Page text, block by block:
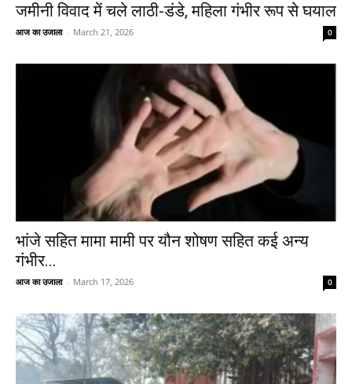
जमीनी विवाद में चले लाठी-डंडे, महिला गंभीर रूप से घयाल
आज का उजाला - March 21, 2026 0
भांजे सहित मामा मामी पर यौन शोषण सहित कई अन्य
गंभीर...
आज का उजाला - March 17, 2026 0